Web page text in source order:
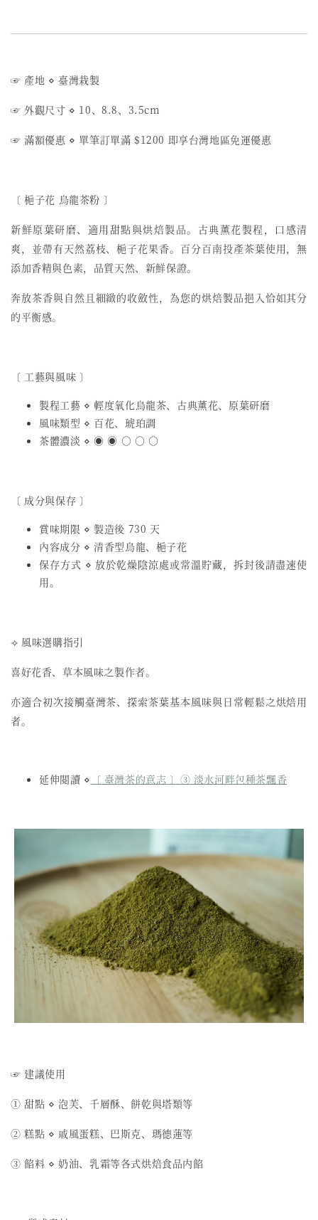
☞ 產地 ⋄ 臺灣栽製
☞ 外觀尺寸 ⋄ 10、8.8、3.5cm
☞ 滿額優惠 ⋄ 單筆訂單滿 $1200 即享台灣地區免運優惠
〔 梔子花 烏龍茶粉 〕
新鮮原葉研磨、適用甜點與烘焙製品。古典薰花製程，口感清
爽，並帶有天然荔枝、梔子花果香。百分百南投產茶葉使用，無
添加香精與色素，品質天然、新鮮保證。
奔放茶香與自然且細緻的收斂性，為您的烘焙製品挹入恰如其分
的平衡感。
〔 工藝與風味 〕
製程工藝 ⋄ 輕度氧化烏龍茶、古典薰花、原葉研磨
風味類型 ⋄ 百花、琥珀調
茶體濃淡 ⋄ ◉ ◉ ○ ○ ○
〔 成分與保存 〕
賞味期限 ⋄ 製造後 730 天
內容成分 ⋄ 清香型烏龍、梔子花
保存方式 ⋄ 放於乾燥陰涼處或常溫貯藏，拆封後請盡速使
用。
⟢ 風味選購指引
喜好花香、草本風味之製作者。
亦適合初次接觸臺灣茶、探索茶葉基本風味與日常輕鬆之烘焙用
者。
延伸閱讀 ⋄ 〔 臺灣茶的意志 〕③ 淡水河畔包種茶飄香
☞ 建議使用
① 甜點 ⋄ 泡芙、千層酥、餅乾與塔類等
② 糕點 ⋄ 戚風蛋糕、巴斯克、瑪德蓮等
③ 餡料 ⋄ 奶油、乳霜等各式烘焙食品内餡